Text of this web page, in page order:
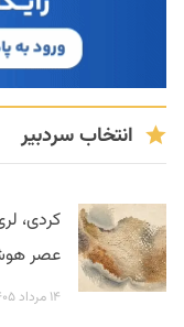
انتخاب سردبیر
کردی،
عصر هوش
۱۴ مرداد ۱۴۰۵